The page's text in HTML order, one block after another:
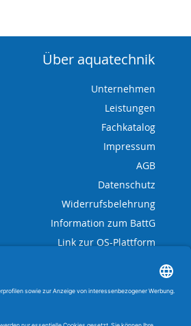
Über aquatechnik
Unternehmen
Leistungen
Fachkatalog
Impressum
AGB
Datenschutz
Widerrufsbelehrung
Information zum BattG
Link zur OS-Plattform